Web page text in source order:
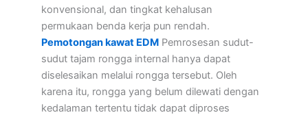
konvensional, dan tingkat kehalusan
permukaan benda kerja pun rendah.
Pemotongan kawat EDM Pemrosesan sudut-
sudut tajam rongga internal hanya dapat
diselesaikan melalui rongga tersebut. Oleh
karena itu, rongga yang belum dilewati dengan
kedalaman tertentu tidak dapat diproses